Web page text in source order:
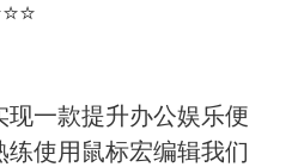
现一款提升办公娱乐便
使用鼠标宏编辑我们